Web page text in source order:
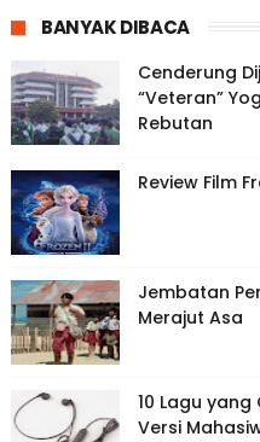
BANYAK DIBACA
Cenderung
“Veteran”
Rebutan
Review Film
Jembatan
Merajut Asa
10 Lagu
Versi